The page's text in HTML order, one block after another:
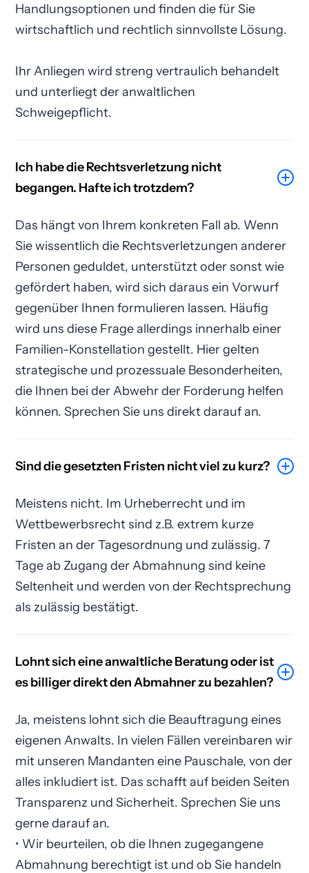
Handlungsoptionen und finden die für Sie
wirtschaftlich und rechtlich sinnvollste Lösung.
Ihr Anliegen wird streng vertraulich behandelt
und unterliegt der anwaltlichen
Schweigepflicht.
Ich habe die Rechtsverletzung nicht
begangen. Hafte ich trotzdem?
Das hängt von Ihrem konkreten Fall ab. Wenn
Sie wissentlich die Rechtsverletzungen anderer
Personen geduldet, unterstützt oder sonst wie
gefördert haben, wird sich daraus ein Vorwurf
gegenüber Ihnen formulieren lassen. Häufig
wird uns diese Frage allerdings innerhalb einer
Familien-Konstellation gestellt. Hier gelten
strategische und prozessuale Besonderheiten,
die Ihnen bei der Abwehr der Forderung helfen
können. Sprechen Sie uns direkt darauf an.
Sind die gesetzten Fristen nicht viel zu kurz?
Meistens nicht. Im Urheberrecht und im
Wettbewerbsrecht sind z.B. extrem kurze
Fristen an der Tagesordnung und zulässig. 7
Tage ab Zugang der Abmahnung sind keine
Seltenheit und werden von der Rechtsprechung
als zulässig bestätigt.
Lohnt sich eine anwaltliche Beratung oder ist
es billiger direkt den Abmahner zu bezahlen?
Ja, meistens lohnt sich die Beauftragung eines
eigenen Anwalts. In vielen Fällen vereinbaren wir
mit unseren Mandanten eine Pauschale, von der
alles inkludiert ist. Das schafft auf beiden Seiten
Transparenz und Sicherheit. Sprechen Sie uns
gerne darauf an.
• Wir beurteilen, ob die Ihnen zugegangene
Abmahnung berechtigt ist und ob Sie handeln